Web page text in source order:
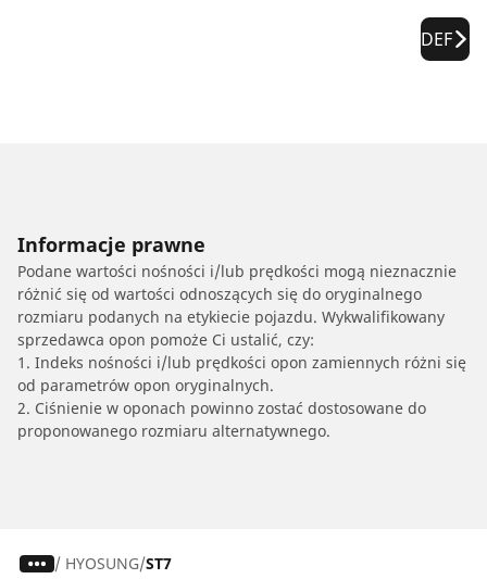
DEF
Informacje prawne
Podane wartości nośności i/lub prędkości mogą nieznacznie
różnić się od wartości odnoszących się do oryginalnego
rozmiaru podanych na etykiecie pojazdu. Wykwalifikowany
sprzedawca opon pomoże Ci ustalić, czy:
1. Indeks nośności i/lub prędkości opon zamiennych różni się
od parametrów opon oryginalnych.
2. Ciśnienie w oponach powinno zostać dostosowane do
proponowanego rozmiaru alternatywnego.
/ HYOSUNG ST7